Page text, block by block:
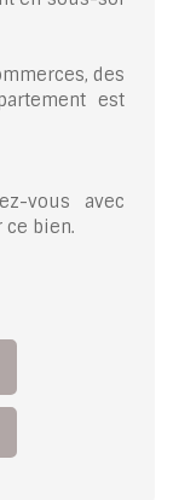
des
est
vous avec
ce bien.